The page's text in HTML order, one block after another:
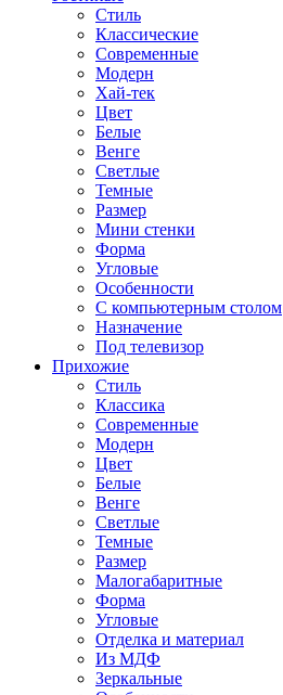
Стиль
Классические
Современные
Модерн
Хай-тек
Цвет
Белые
Венге
Светлые
Темные
Размер
Мини стенки
Форма
Угловые
Особенности
С компьютерным столом
Назначение
Под телевизор
Прихожие
Стиль
Классика
Современные
Модерн
Цвет
Белые
Венге
Светлые
Темные
Размер
Малогабаритные
Форма
Угловые
Отделка и материал
Из МДФ
Зеркальные